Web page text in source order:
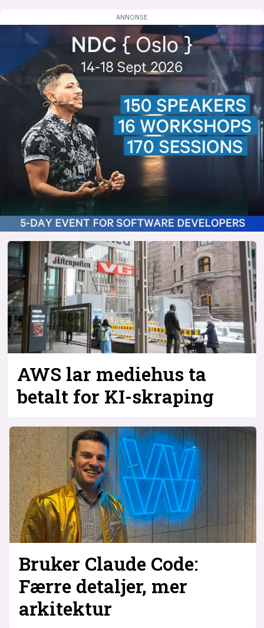
AWS lar mediehus ta
betalt for KI-skraping
Bruker Claude Code:
Færre detaljer, mer
arkitektur
lys modus
mørk modus
nyhetsbrev
kode24-klubben
LinkedIn
Bluesky
Facebook
annonsepriser
annonseguide
suksesshistorier
Bli firmapartner